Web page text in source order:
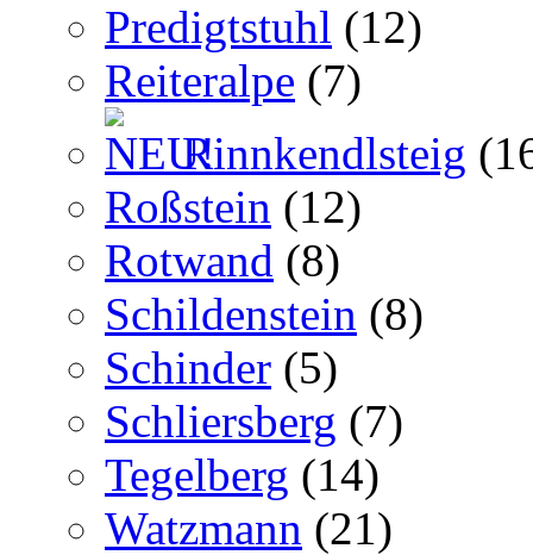
Predigtstuhl (12)
Reiteralpe (7)
Rinnkendlsteig
Roßstein (12)
Rotwand (8)
Schildenstein (8)
Schinder (5)
Schliersberg (7)
Tegelberg (14)
Watzmann (21)